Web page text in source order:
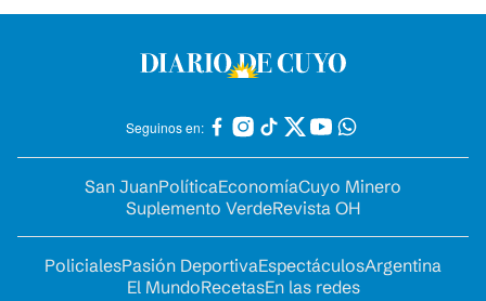
Seguinos en:
San JuanPolíticaEconomíaCuyo Minero
Suplemento VerdeRevista OH
PolicialesPasión DeportivaEspectáculosArgentina
El MundoRecetasEn las redes